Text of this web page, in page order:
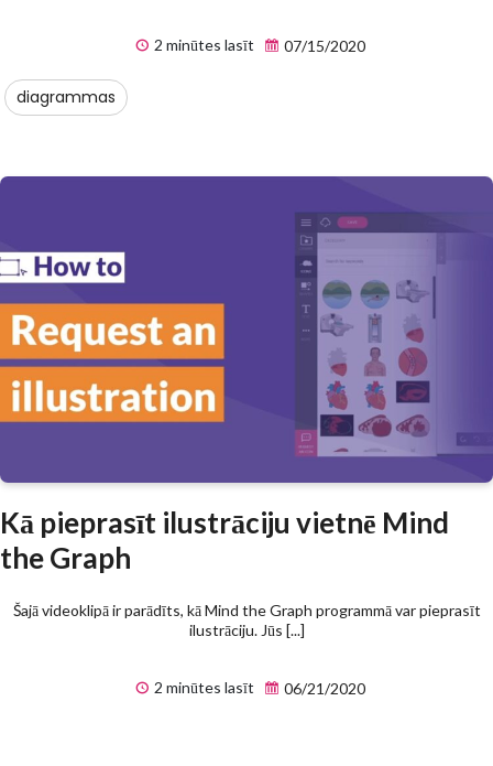
2 minūtes lasīt 07/15/2020
diagrammas
Kā pieprasīt ilustrāciju vietnē Mind
the Graph
Šajā videoklipā ir parādīts, kā Mind the Graph programmā var pieprasīt
ilustrāciju. Jūs [...]
2 minūtes lasīt 06/21/2020